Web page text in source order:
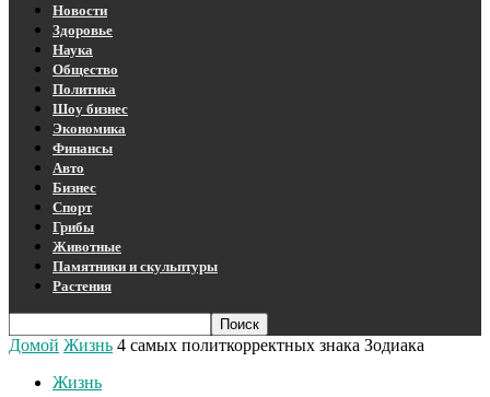
Новости
Здоровье
Наука
Общество
Политика
Шоу бизнес
Экономика
Финансы
Авто
Бизнес
Спорт
Грибы
Животные
Памятники и скульптуры
Растения
Домой Жизнь 4 самых политкорректных знака Зодиака
Жизнь